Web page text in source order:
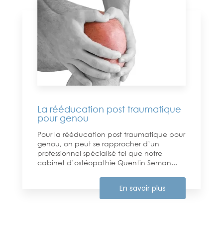
La rééducation post traumatique
pour genou
Pour la rééducation post traumatique pour
genou, on peut se rapprocher d’un
professionnel spécialisé tel que notre
cabinet d’ostéopathie Quentin Seman...
En savoir plus